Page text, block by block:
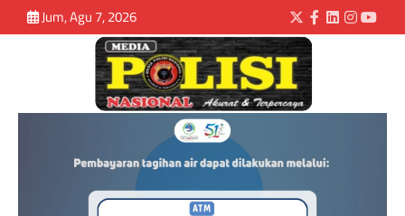
Jum, Agu 7, 2026